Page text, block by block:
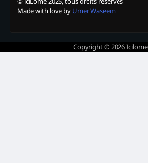
Made with love by Umer Waseem
Copyright © 2026Icilome